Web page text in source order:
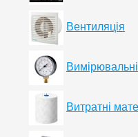
Вентиляція
Витратні